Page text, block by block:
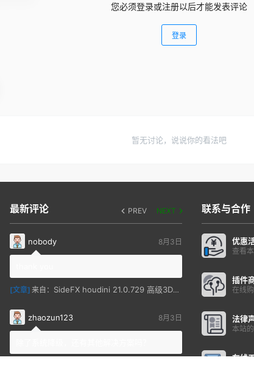
您必须登录或注册以后才能发表评论
登录
暂无讨论，说说你的看法吧
最新评论 PREV NEXT
nobody 8月3日
[文章] 来自： SideFX houdini 21.0.729 高级3D特效软件
zhaozun123 8月3日
联系与合作
优惠
查看
插件
在线
法律
本站
在线